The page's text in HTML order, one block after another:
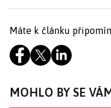
Máte k článku
MOHLO BY SE